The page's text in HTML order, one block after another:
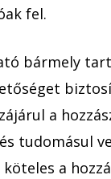
fel.
bármely
a
tudomásul
a